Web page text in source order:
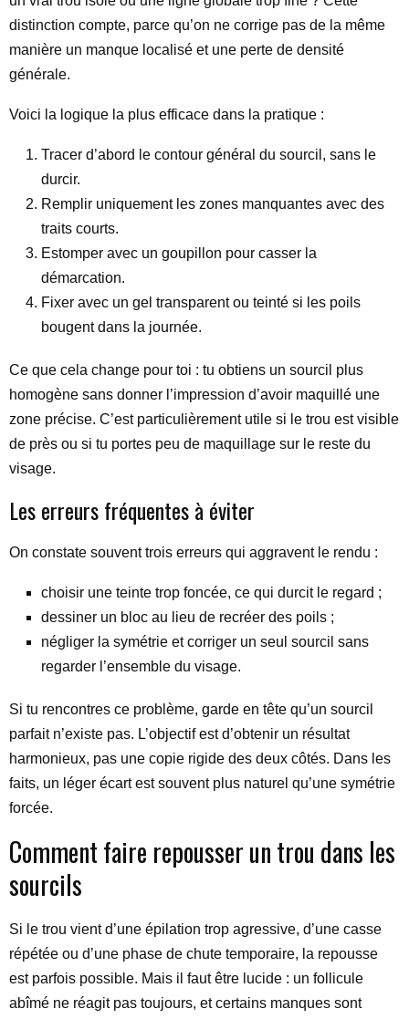
distinction compte, parce qu’on ne corrige pas de la même
manière un manque localisé et une perte de densité
générale.
Voici la logique la plus efficace dans la pratique :
Tracer d’abord le contour général du sourcil, sans le
durcir.
Remplir uniquement les zones manquantes avec des
traits courts.
Estomper avec un goupillon pour casser la
démarcation.
Fixer avec un gel transparent ou teinté si les poils
bougent dans la journée.
Ce que cela change pour toi : tu obtiens un sourcil plus
homogène sans donner l’impression d’avoir maquillé une
zone précise. C’est particulièrement utile si le trou est visible
de près ou si tu portes peu de maquillage sur le reste du
visage.
Les erreurs fréquentes à éviter
On constate souvent trois erreurs qui aggravent le rendu :
choisir une teinte trop foncée, ce qui durcit le regard ;
dessiner un bloc au lieu de recréer des poils ;
négliger la symétrie et corriger un seul sourcil sans
regarder l’ensemble du visage.
Si tu rencontres ce problème, garde en tête qu’un sourcil
parfait n’existe pas. L’objectif est d’obtenir un résultat
harmonieux, pas une copie rigide des deux côtés. Dans les
faits, un léger écart est souvent plus naturel qu’une symétrie
forcée.
Comment faire repousser un trou dans les
sourcils
Si le trou vient d’une épilation trop agressive, d’une casse
répétée ou d’une phase de chute temporaire, la repousse
est parfois possible. Mais il faut être lucide : un follicule
abîmé ne réagit pas toujours, et certains manques sont